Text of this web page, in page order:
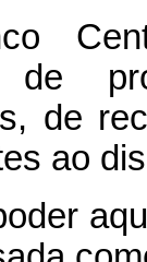
de
de
ao